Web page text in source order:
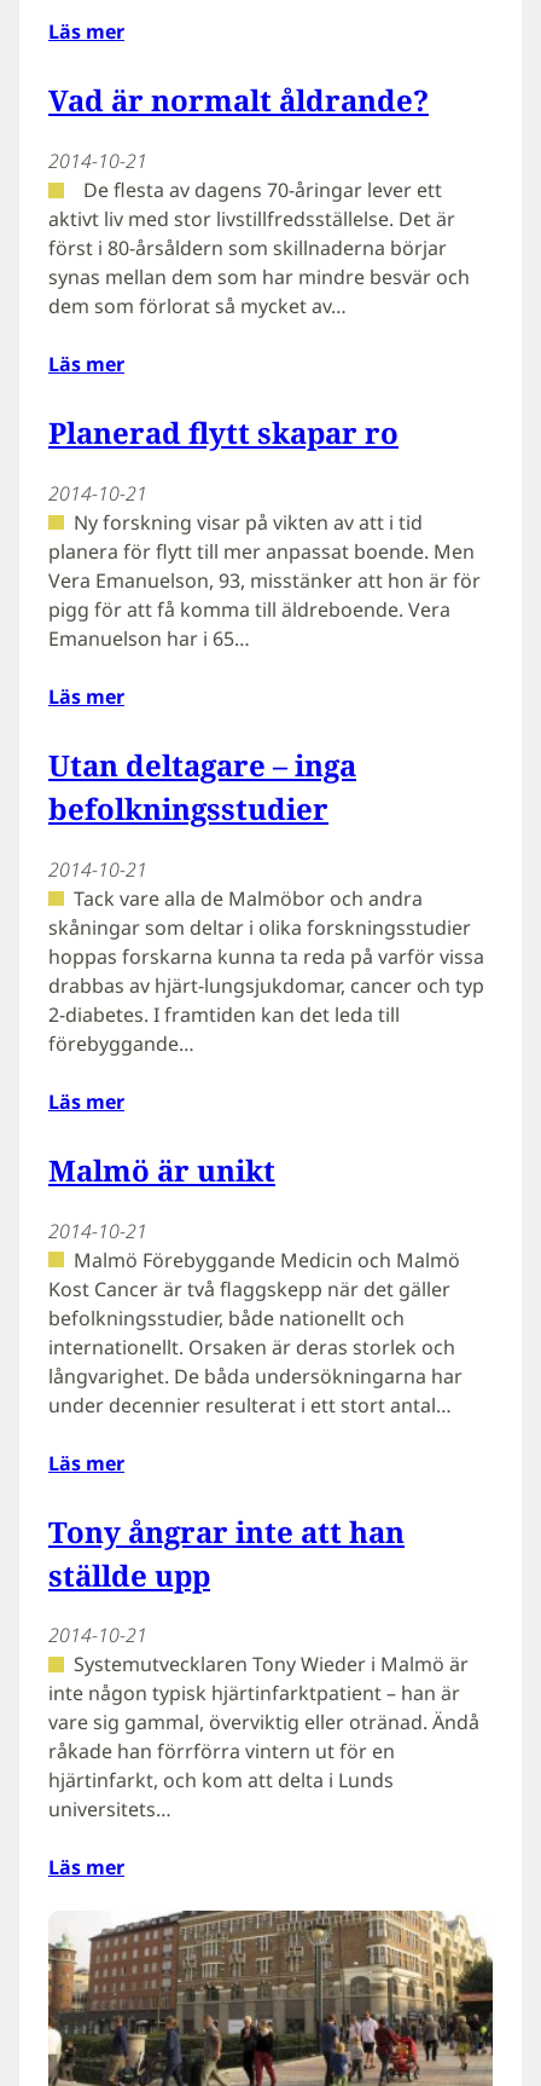
Läs mer
Vad är normalt åldrande?
2014-10-21
De flesta av dagens 70-åringar lever ett
aktivt liv med stor livstillfredsställelse. Det är
först i 80-årsåldern som skillnaderna börjar
synas mellan dem som har mindre besvär och
dem som förlorat så mycket av…
Läs mer
Planerad flytt skapar ro
2014-10-21
Ny forskning visar på vikten av att i tid
planera för flytt till mer anpassat boende. Men
Vera Emanuelson, 93, misstänker att hon är för
pigg för att få komma till äldreboende. Vera
Emanuelson har i 65…
Läs mer
Utan deltagare – inga
befolkningsstudier
2014-10-21
Tack vare alla de Malmöbor och andra
skåningar som deltar i olika forskningsstudier
hoppas forskarna kunna ta reda på varför vissa
drabbas av hjärt-lungsjukdomar, cancer och typ
2-diabetes. I framtiden kan det leda till
förebyggande…
Läs mer
Malmö är unikt
2014-10-21
Malmö Förebyggande Medicin och Malmö
Kost Cancer är två flaggskepp när det gäller
befolkningsstudier, både nationellt och
internationellt. Orsaken är deras storlek och
långvarighet. De båda undersökningarna har
under decennier resulterat i ett stort antal…
Läs mer
Tony ångrar inte att han
ställde upp
2014-10-21
Systemutvecklaren Tony Wieder i Malmö är
inte någon typisk hjärtinfarktpatient – han är
vare sig gammal, överviktig eller otränad. Ändå
råkade han förrförra vintern ut för en
hjärtinfarkt, och kom att delta i Lunds
universitets…
Läs mer